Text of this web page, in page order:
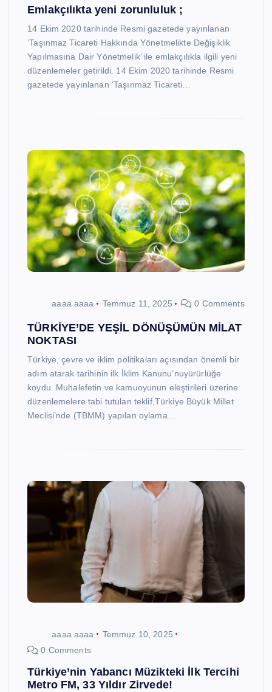
Emlakçılıkta yeni zorunluluk ;
14 Ekim 2020 tarihinde Resmi gazetede yayınlanan
‘Taşınmaz Ticareti Hakkında Yönetmelikte Değişiklik
Yapılmasına Dair Yönetmelik’ ile emlakçılıkla ilgili yeni
düzenlemeler getirildi. 14 Ekim 2020 tarihinde Resmi
gazetede yayınlanan ‘Taşınmaz Ticareti…
aaaa aaaa Temmuz 11, 2025 0 Comments
TÜRKİYE’DE YEŞİL DÖNÜŞÜMÜN MİLAT
NOKTASI
Türkiye, çevre ve iklim politikaları açısından önemli bir
adım atarak tarihinin ilk İklim Kanunu’nuyürürlüğe
koydu. Muhalefetin ve kamuoyunun eleştirileri üzerine
düzenlemelere tabi tutulan teklif,Türkiye Büyük Millet
Meclisi’nde (TBMM) yapılan oylama…
aaaa aaaa
Temmuz 10, 2025
0 Comments
Türkiye’nin Yabancı Müzikteki İlk Tercihi
Metro FM, 33 Yıldır Zirvede!